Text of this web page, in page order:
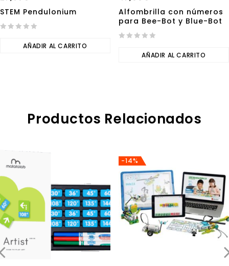
STEM Pendulonium
AÑADIR AL CARRITO
Alfombrilla con números
para Bee-Bot y Blue-Bot
AÑADIR AL CARRITO
Productos Relacionados
-14%